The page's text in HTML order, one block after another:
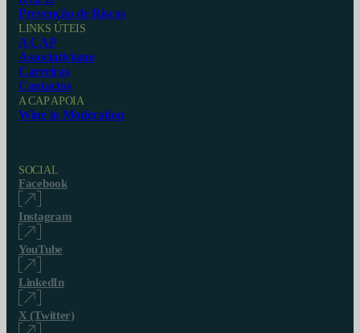
Prevenção de Riscos
LINKS ÚTEIS
A CAP
Associativismo
Carreiras
Contactos
A CAP APOIA
Wine in Moderation
SOCIAL
Facebook
Instagram
YouTube
LinkedIn
X (Twitter)